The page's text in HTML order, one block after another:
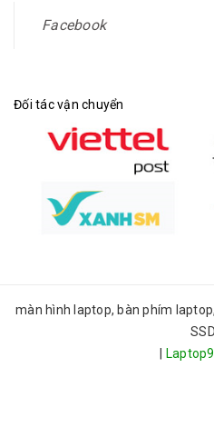
Facebook
Đối tác vận chuyển
màn hình laptop, bàn phím
SSD